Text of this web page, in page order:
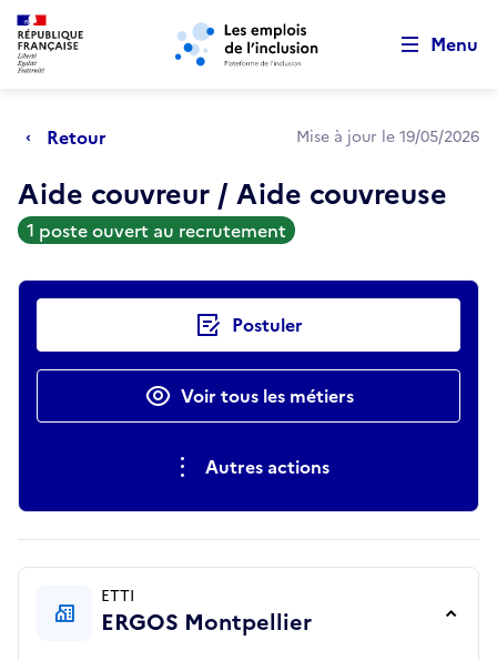
Aller au menu principal Aller au contenu principal
Menu
Retour Mise à jour le 19/05/2026
Aide couvreur / Aide couvreuse
1 poste ouvert au recrutement
Actions rapides Postuler
Voir tous les métiers
Autres actions
ETTI
ERGOS Montpellier
Retour au début de la page
Panneau de gestion des cookies